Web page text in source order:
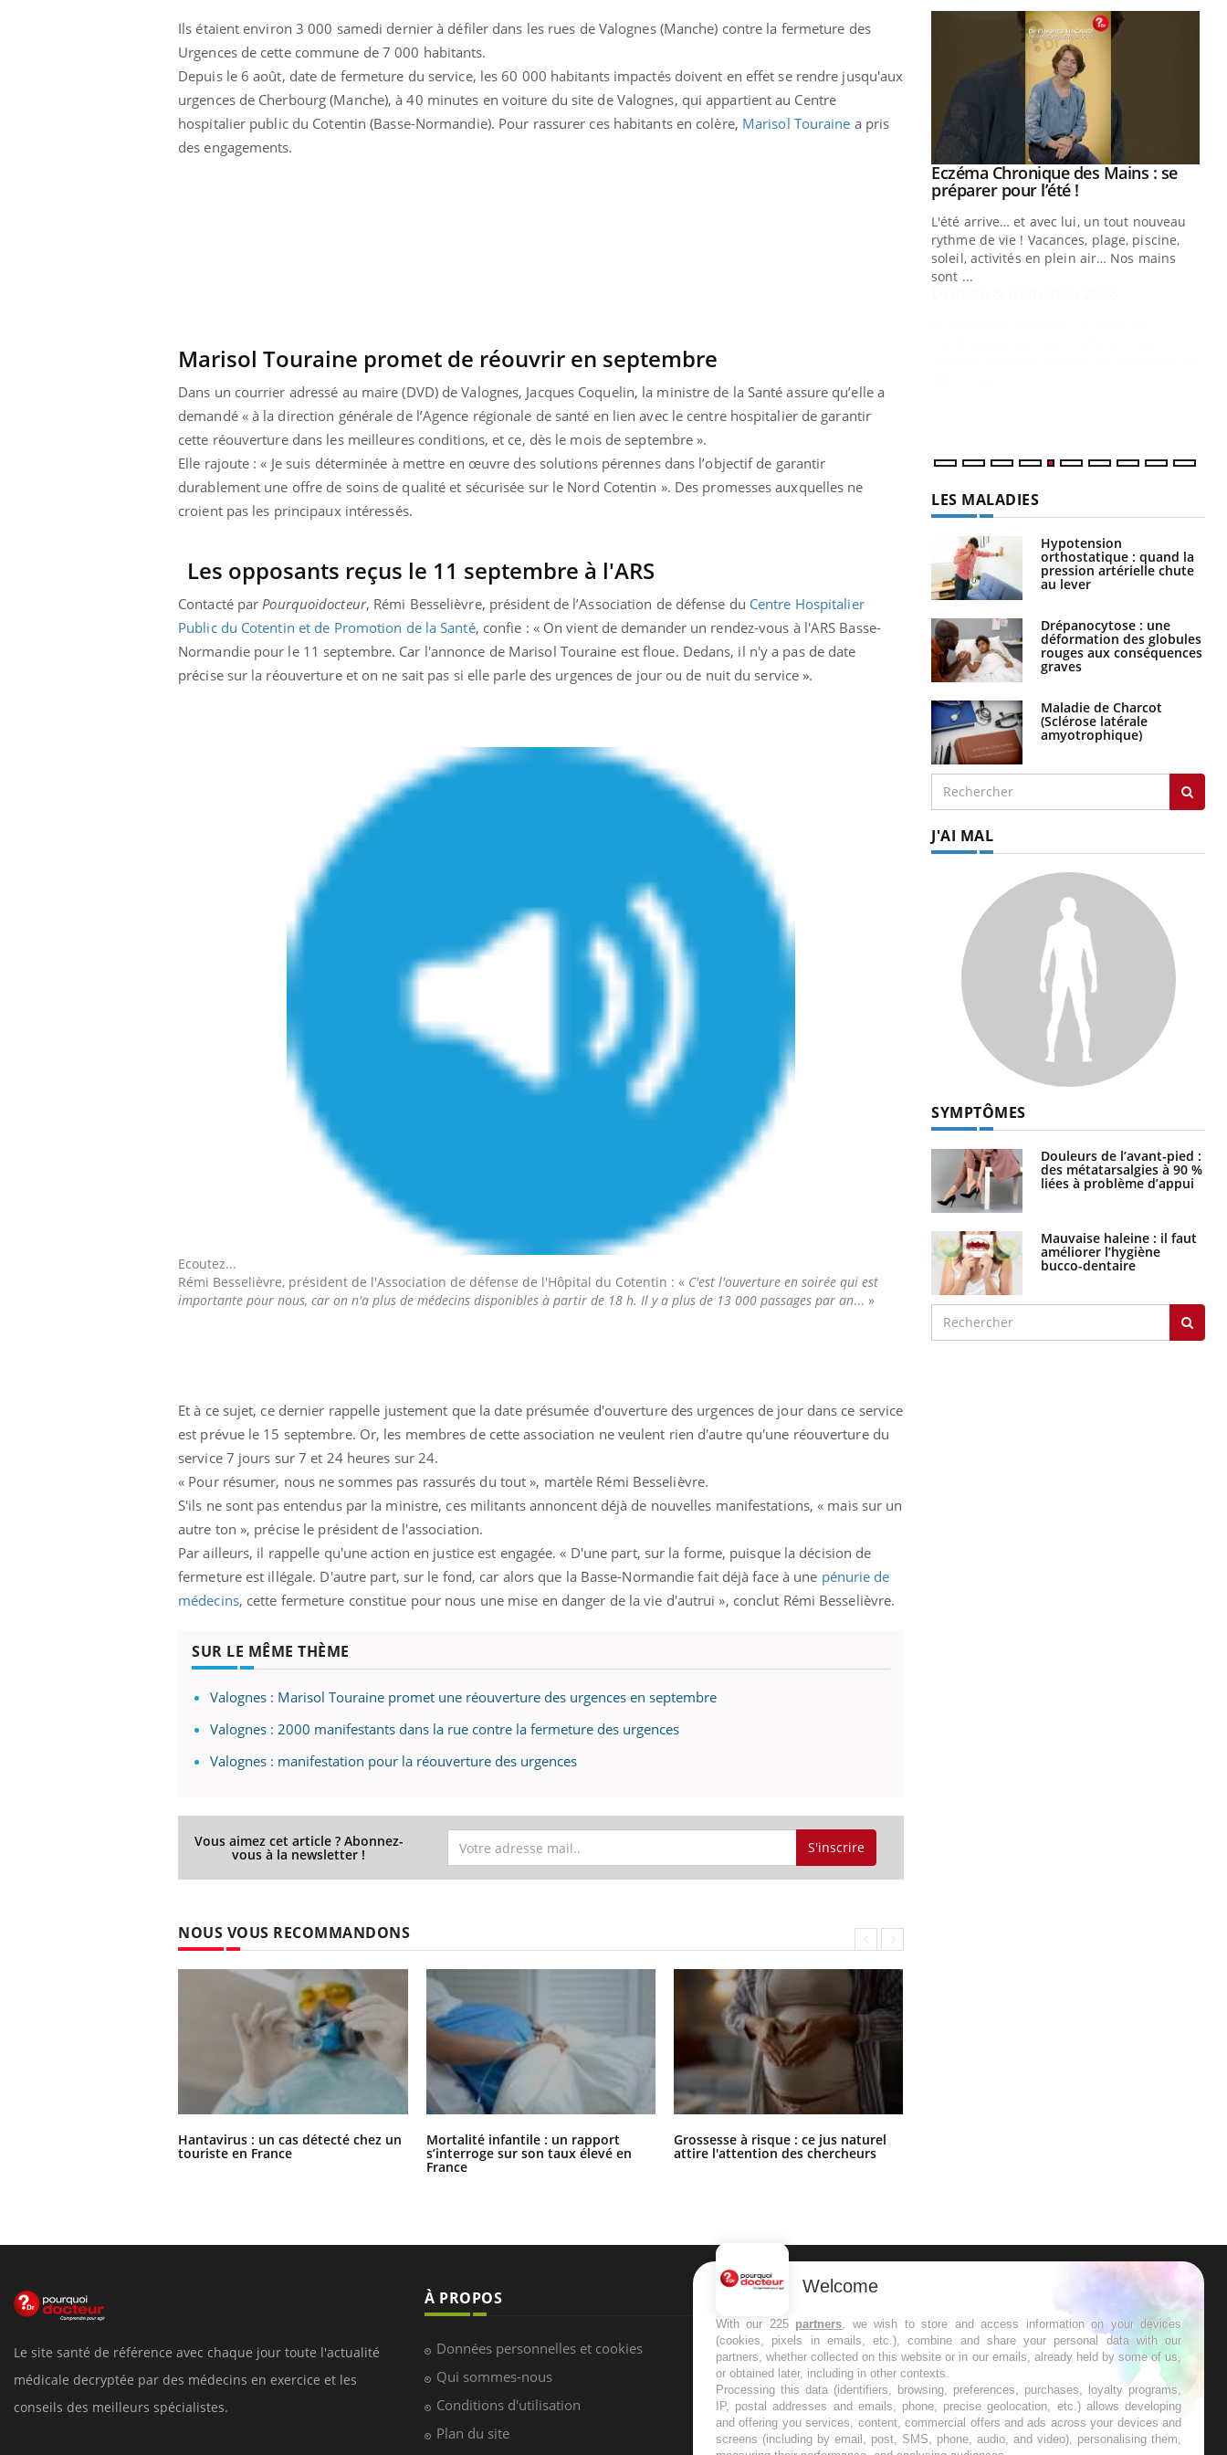
Ils étaient environ 3 000 samedi dernier à défiler dans les rues de Valognes (Manche) contre la fermeture des
Urgences de cette commune de 7 000 habitants.
Depuis le 6 août, date de fermeture du service, les 60 000 habitants impactés doivent en effet se rendre jusqu'aux
urgences de Cherbourg (Manche), à 40 minutes en voiture du site de Valognes, qui appartient au Centre
hospitalier public du Cotentin (Basse-Normandie). Pour rassurer ces habitants en colère, Marisol Touraine a pris
des engagements.
Marisol Touraine promet de réouvrir en septembre
Dans un courrier adressé au maire (DVD) de Valognes, Jacques Coquelin, la ministre de la Santé assure qu’elle a
demandé « à la direction générale de l’Agence régionale de santé en lien avec le centre hospitalier de garantir
cette réouverture dans les meilleures conditions, et ce, dès le mois de septembre ».
Elle rajoute : « Je suis déterminée à mettre en œuvre des solutions pérennes dans l’objectif de garantir
durablement une offre de soins de qualité et sécurisée sur le Nord Cotentin ». Des promesses auxquelles ne
croient pas les principaux intéressés.
Les opposants reçus le 11 septembre à l'ARS
Contacté par Pourquoidocteur, Rémi Besselièvre, président de l’Association de défense du Centre Hospitalier
Public du Cotentin et de Promotion de la Santé, confie : « On vient de demander un rendez-vous à l'ARS Basse-
Normandie pour le 11 septembre. Car l'annonce de Marisol Touraine est floue. Dedans, il n'y a pas de date
précise sur la réouverture et on ne sait pas si elle parle des urgences de jour ou de nuit du service ».
Ecoutez...
Rémi Besselièvre, président de l'Association de défense de l'Hôpital du Cotentin : « C'est l'ouverture en soirée qui est
importante pour nous, car on n'a plus de médecins disponibles à partir de 18 h. Il y a plus de 13 000 passages par an... »
Et à ce sujet, ce dernier rappelle justement que la date présumée d'ouverture des urgences de jour dans ce service
est prévue le 15 septembre. Or, les membres de cette association ne veulent rien d'autre qu'une réouverture du
service 7 jours sur 7 et 24 heures sur 24.
« Pour résumer, nous ne sommes pas rassurés du tout », martèle Rémi Besselièvre.
S'ils ne sont pas entendus par la ministre, ces militants annoncent déjà de nouvelles manifestations, « mais sur un
autre ton », précise le président de l'association.
Par ailleurs, il rappelle qu'une action en justice est engagée. « D'une part, sur la forme, puisque la décision de
fermeture est illégale. D'autre part, sur le fond, car alors que la Basse-Normandie fait déjà face à une pénurie de
médecins, cette fermeture constitue pour nous une mise en danger de la vie d'autrui », conclut Rémi Besselièvre.
SUR LE MÊME THÈME
Valognes : Marisol Touraine promet une réouverture des urgences en septembre
Valognes : 2000 manifestants dans la rue contre la fermeture des urgences
Valognes : manifestation pour la réouverture des urgences
Vous aimez cet article ? Abonnez-
vous à la newsletter ! S'inscrire
NOUS VOUS RECOMMANDONS
Hantavirus : un cas détecté chez un
touriste en France
Mortalité infantile : un rapport
s’interroge sur son taux élevé en
France
Grossesse à risque : ce jus naturel
attire l'attention des chercheurs
Youtube
Diabète & Ramadan 2026Youtube
Le Ramadan approche, et, pour de
nombreuses personnes atteintes de
diabète, c'est une période de questions, de
défis, mais ...
LES MALADIES
Hypotension
orthostatique : quand la
pression artérielle chute
au lever
Drépanocytose : une
déformation des globules
rouges aux conséquences
graves
Maladie de Charcot
(Sclérose latérale
amyotrophique)
J'AI MAL
SYMPTÔMES
Douleurs de l’avant-pied :
des métatarsalgies à 90 %
liées à problème d’appui
Mauvaise haleine : il faut
améliorer l’hygiène
bucco-dentaire
Le site santé de référence avec chaque jour toute l'actualité
médicale decryptée par des médecins en exercice et les
conseils des meilleurs spécialistes.
À PROPOS
Données personnelles et cookies
Qui sommes-nous
Conditions d'utilisation
Plan du site
NEWSLETTER
Recevez toutes les semaines les meilleures
infos santé
Welcome
With our 225 partners, we wish to store and access information on your devices
(cookies, pixels in emails, etc.), combine and share your personal data with our
partners, whether collected on this website or in our emails, already held by some of us,
or obtained later, including in other contexts.
Processing this data (identifiers, browsing, preferences, purchases, loyalty programs,
IP, postal addresses and emails, phone, precise geolocation, etc.) allows developing
and offering you services, content, commercial offers and ads across your devices and
screens (including by email, post, SMS, phone, audio, and video), personalising them,